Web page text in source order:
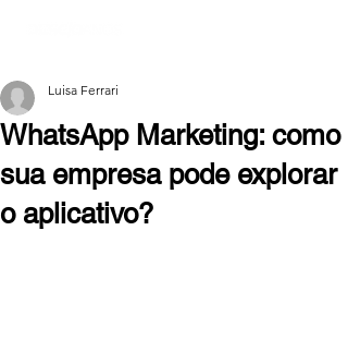
WhatsApp Marketing: como
sua empresa pode explorar
o aplicativo?
Luisa Ferrari